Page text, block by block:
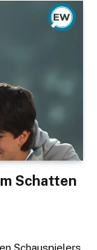
Schatten
Schauspielers